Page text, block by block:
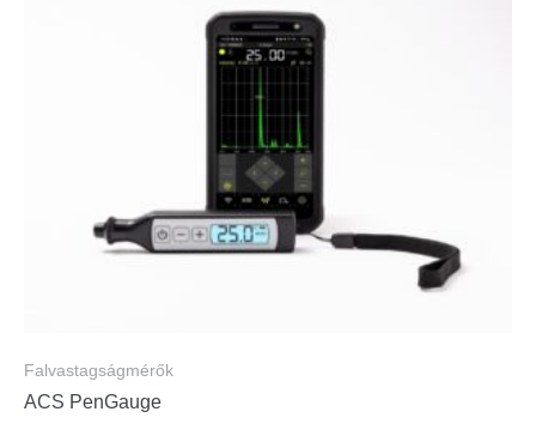
Falvastagságmérők
ACS PenGauge